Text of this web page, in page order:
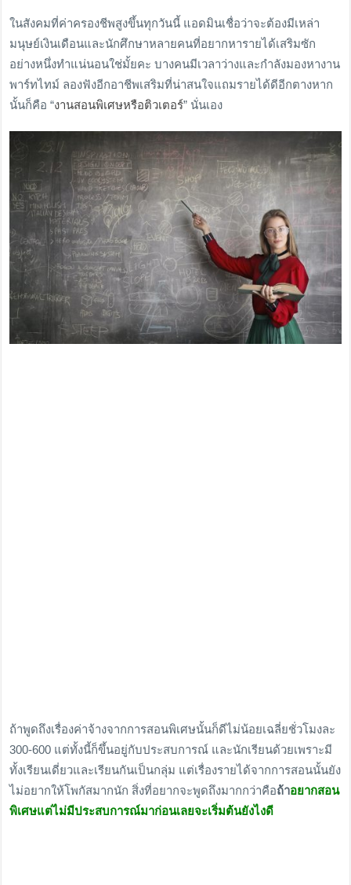
ในสังคมที่ค่าครองชีพสูงขึ้นทุกวันนี้ แอดมินเชื่อว่าจะต้องมีเหล่า
มนุษย์เงินเดือนและนักศึกษาหลายคนที่อยากหารายได้เสริมซัก
อย่างหนึ่งทำแน่นอนใช่มั้ยคะ บางคนมีเวลาว่างและกำลังมองหางาน
พาร์ทไทม์ ลองฟังอีกอาชีพเสริมที่น่าสนใจแถมรายได้ดีอีกตางหาก
นั้นก็คือ “งานสอนพิเศษหรือติวเตอร์” นั่นเอง
ถ้าพูดถึงเรื่องค่าจ้างจากการสอนพิเศษนั้นก็ดีไม่น้อยเฉลี่ยชั่วโมงละ
300-600 แต่ทั้งนี้ก็ขึ้นอยู่กับประสบการณ์ และนักเรียนด้วยเพราะมี
ทั้งเรียนเดี่ยวและเรียนกันเป็นกลุ่ม แต่เรื่องรายได้จากการสอนนั้นยัง
ไม่อยากให้โพกัสมากนัก สิ่งที่อยากจะพูดถึงมากกว่าคือถ้าอยากสอน
พิเศษแต่ไม่มีประสบการณ์มาก่อนเลยจะเริ่มต้นยังไงดี